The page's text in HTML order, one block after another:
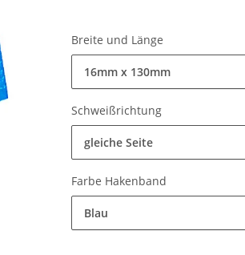
Breite und Länge
16mm x 130mm
Schweißrichtung
gleiche Seite
Farbe Hakenband
Blau